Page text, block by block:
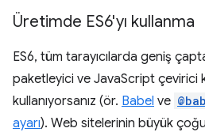
Üretimde ES6'yı kullanma
ES6, tüm tarayıcılarda geniş
paketleyici ve JavaScript çevirici
kullanıyorsanız (ör. Babel ve
ayarı). Web sitelerinin büyük